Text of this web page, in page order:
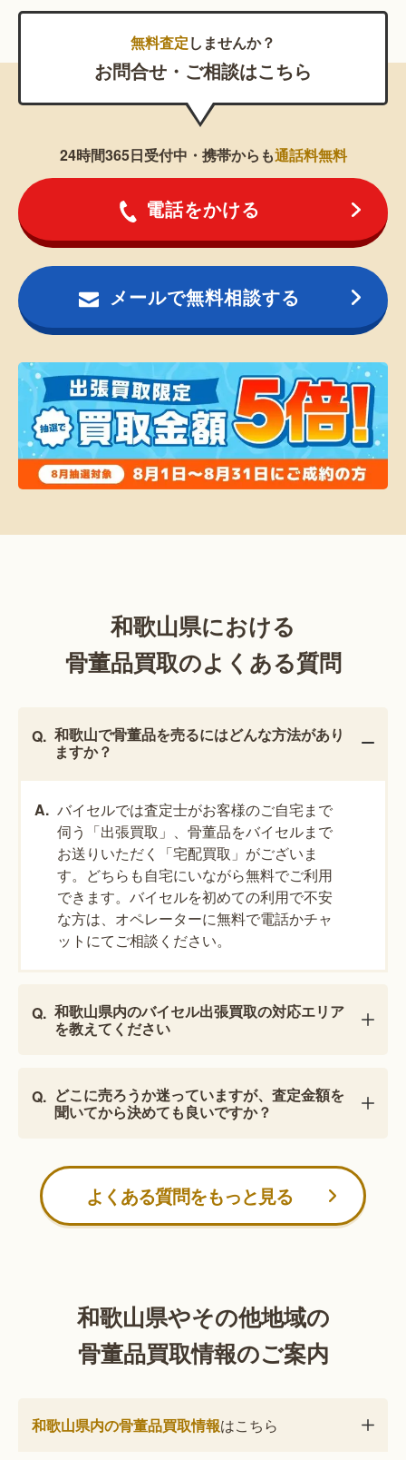
無料査定しませんか？
お問合せ・ご相談はこちら
24時間365日受付中・携帯からも通話料無料
電話をかける
メールで無料相談する
和歌山県における
骨董品買取のよくある質問
和歌山で骨董品を売るにはどんな方法があり
ますか？
バイセルでは査定士がお客様のご自宅まで
伺う「出張買取」、骨董品をバイセルまで
お送りいただく「宅配買取」がございま
す。どちらも自宅にいながら無料でご利用
できます。バイセルを初めての利用で不安
な方は、オペレーターに無料で電話かチャ
ットにてご相談ください。
和歌山県内のバイセル出張買取の対応エリア
を教えてください
どこに売ろうか迷っていますが、査定金額を
聞いてから決めても良いですか？
よくある質問をもっと見る
和歌山県やその他地域の
骨董品買取情報のご案内
和歌山県内の骨董品買取情報はこちら